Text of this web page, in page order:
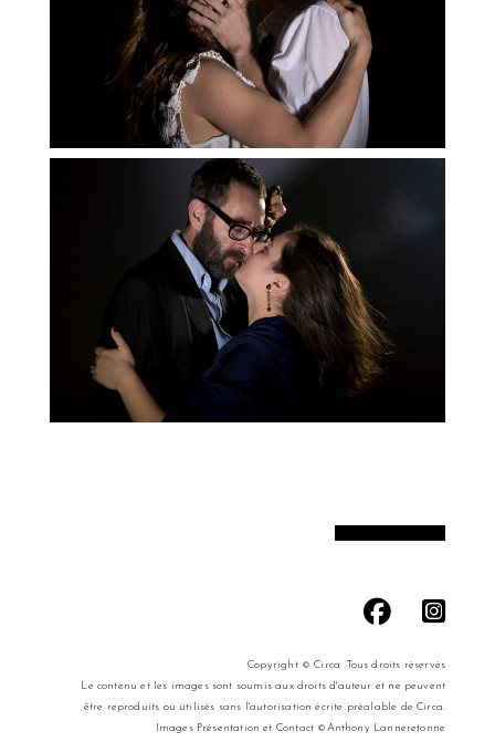
Copyright © Circa. Tous droits réservés
Le contenu et les images sont soumis aux droits d'auteur et ne peuvent
être reproduits ou utilisés sans l'autorisation écrite préalable de Circa.
Images Présentation et Contact ©Anthony Lanneretonne